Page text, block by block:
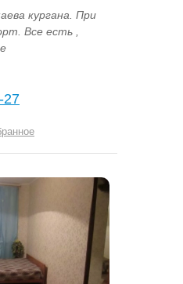
кургана. При
Все есть ,
27